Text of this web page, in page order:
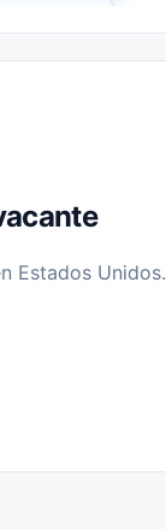
Estados Unidos.